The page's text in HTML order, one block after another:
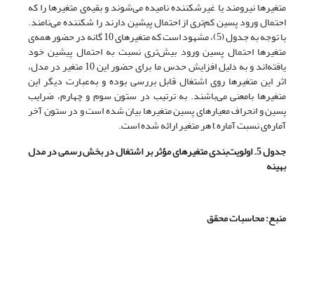
متغیرها نیرومند یا غیرشکننده نامیده می‌شوند و بقیه‌ی متغیرها را که
احتمال ورود پسین کم‌تری از احتمال پیشین دارند را شکننده می‌نامند.
با توجه به جدول (5)، مشهود است که متغیرهای 10 گانه در حضور همه‌ی
متغیرها احتمال پسین ورود بیش‌تری نسبت به احتمال پیشین خود
یافته‌اند و به دلیل افزایش حدس ما برای حضور این 10 متغیر در مدل،
اثر این متغیرها روی اشتغال قابل بررسی بوده و به‌عبارت دیگر این
متغیرها بامعنی می‌باشند. به ترتیب در ستون سوم و چهارم، ضرایب
پسین و انحراف معیارهای پسین متغیرها بیان شده است و در ستون آخر
آماره‌ی نسبت آماره t هر متغیر ارائه شده است.
جدول 5. اولویت‌بندی متغیرهای مؤثر بر اشتغال در بخش رسمی در مدل
بهینه
منبع: محاسبات محقق